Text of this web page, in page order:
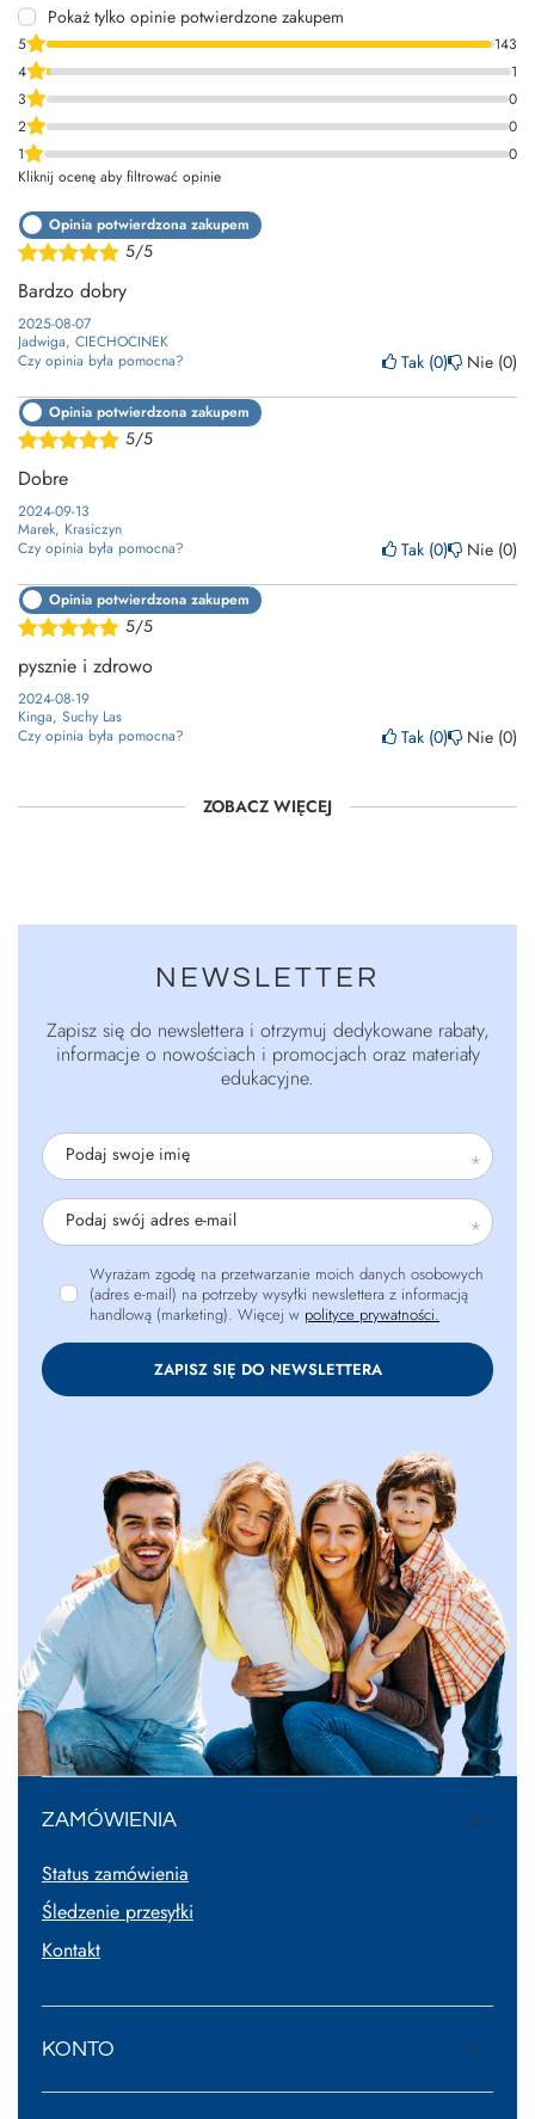
Pokaż tylko opinie potwierdzone zakupem
5
143
4
1
3
0
2
0
1
0
Kliknij ocenę aby filtrować opinie
5/5
Opinia potwierdzona zakupem
Bardzo dobry
2025-08-07
Jadwiga, CIECHOCINEK
Czy opinia była pomocna?
Tak 0 Nie 0
5/5
Opinia potwierdzona zakupem
Dobre
2024-09-13
Marek, Krasiczyn
Czy opinia była pomocna?
Tak 0 Nie 0
5/5
Opinia potwierdzona zakupem
pysznie i zdrowo
2024-08-19
Kinga, Suchy Las
Czy opinia była pomocna?
Tak 0 Nie 0
ZOBACZ WIĘCEJ
NEWSLETTER
Zapisz się do newslettera i otrzymuj dedykowane rabaty,
informacje o nowościach i promocjach oraz materiały
edukacyjne.
Podaj swoje imię
Podaj swój adres e-mail
Wyrażam zgodę na przetwarzanie moich danych osobowych
(adres e-mail) na potrzeby wysyłki newslettera z informacją
handlową (marketing). Więcej w polityce prywatności.
ZAPISZ SIĘ DO NEWSLETTERA
ZAMÓWIENIA
Status zamówienia
Śledzenie przesyłki
Kontakt
KONTO